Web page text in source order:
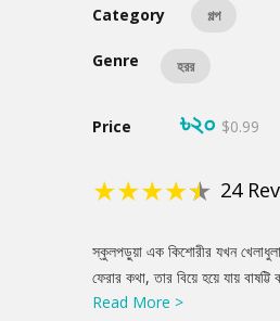
Category গল্প
Genre হরর
Price ৳২০ $0.99
★★★★★ 24
Product
Summery
স্কুলপড়ুয়া এক কিশোরীর যখন খেলাধুলা
ফেরার কথা, তার বিয়ে হয়ে যায়
সাথে। প্রতিদিন সিলিং এর দিকে
Read More >